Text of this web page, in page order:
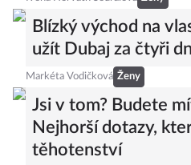
Blízký východ na
užít Dubaj za čtyři
Markéta Vodičková Ženy
Jsi v tom? Budete
Nejhorší dotazy,
těhotenství